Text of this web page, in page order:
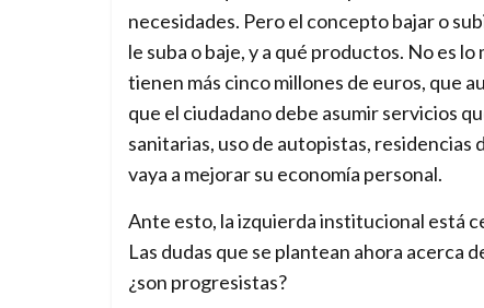
necesidades. Pero el concepto bajar o
le suba o baje, y a qué productos. No es
tienen más cinco millones de euros, que
que el ciudadano debe asumir servicios
sanitarias, uso de autopistas, residencias
vaya a mejorar su economía personal.
Ante esto, la izquierda institucional está
Las dudas que se plantean ahora acerca
¿son progresistas?